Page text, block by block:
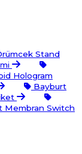
Stand
Hologram
Bayburt
Membran Switch